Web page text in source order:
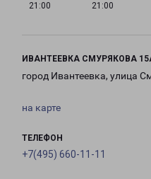
21:00
21:00
ИВАНТЕЕВКА СМУРЯКОВА
город Ивантеевка, улица
на карте
ТЕЛЕФОН
+7(495) 660-11-11